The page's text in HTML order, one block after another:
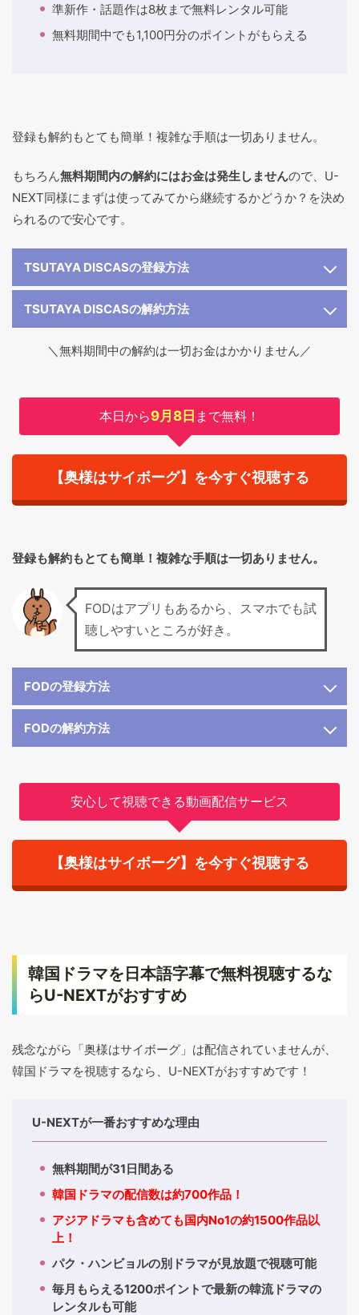
準新作・話題作は8枚まで無料レンタル可能
無料期間中でも1,100円分のポイントがもらえる
登録も解約もとても簡単！複雑な手順は一切ありません。
もちろん無料期間内の解約にはお金は発生しませんので、U-
NEXT同様にまずは使ってみてから継続するかどうか？を決め
られるので安心です。
TSUTAYA DISCASの登録方法
TSUTAYA DISCASの解約方法
＼無料期間中の解約は一切お金はかかりません／
本日から9月8日 まで無料！
【奥様はサイボーグ】を今すぐ視聴する
登録も解約もとても簡単！複雑な手順は一切ありません。
FODはアプリもあるから、スマホでも試
聴しやすいところが好き。
FODの登録方法
FODの解約方法
安心して視聴できる動画配信サービス
【奥様はサイボーグ】を今すぐ視聴する
韓国ドラマを日本語字幕で無料視聴するな
らU-NEXTがおすすめ
残念ながら「奥様はサイボーグ」は配信されていませんが、
韓国ドラマを視聴するなら、U-NEXTがおすすめです！
U-NEXTが一番おすすめな理由
無料期間が31日間ある
韓国ドラマの配信数は約700作品！
アジアドラマも含めても国内No1の約1500作品以
上！
パク・ハンビョルの別ドラマが見放題で視聴可能
毎月もらえる1200ポイントで最新の韓流ドラマの
レンタルも可能